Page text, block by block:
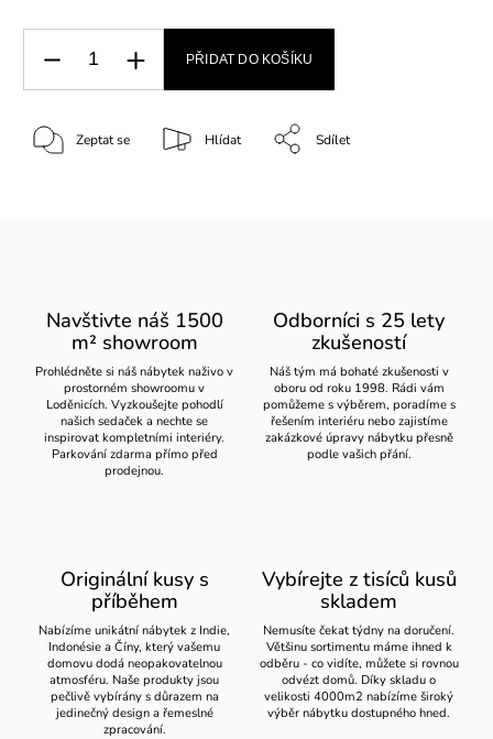
PŘIDAT DO KOŠÍKU
Zeptat se Hlídat Sdílet
Navštivte náš 1500
m² showroom
Prohlédněte si náš nábytek naživo v
prostorném showroomu v
Loděnicích. Vyzkoušejte pohodlí
našich sedaček a nechte se
inspirovat kompletními interiéry.
Parkování zdarma přímo před
prodejnou.
Odborníci s 25 lety
zkušeností
Náš tým má bohaté zkušenosti v
oboru od roku 1998. Rádi vám
pomůžeme s výběrem, poradíme s
řešením interiéru nebo zajistíme
zakázkové úpravy nábytku přesně
podle vašich přání.
Originální kusy s
příběhem
Nabízíme unikátní nábytek z Indie,
Indonésie a Číny, který vašemu
domovu dodá neopakovatelnou
atmosféru. Naše produkty jsou
pečlivě vybírány s důrazem na
jedinečný design a řemeslné
zpracování.
Vybírejte z tisíců kusů
skladem
Nemusíte čekat týdny na doručení.
Většinu sortimentu máme ihned k
odběru - co vidíte, můžete si rovnou
odvézt domů. Díky skladu o
velikosti 4000m2 nabízíme široký
výběr nábytku dostupného hned.